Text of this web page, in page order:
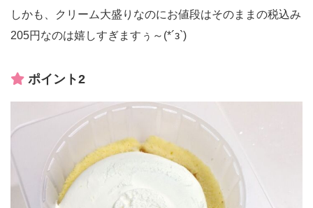
しかも、クリーム大盛りなのにお値段はそのままの税込み
205円なのは嬉しすぎますぅ～(*´з`)
ポイント2